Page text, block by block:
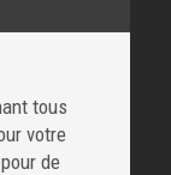
tous
votre
de